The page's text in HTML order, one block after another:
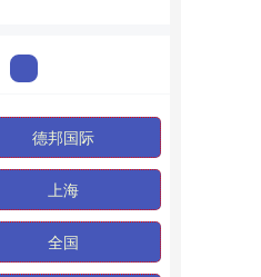
德邦国际
上海
全国